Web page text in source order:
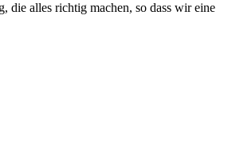
die alles richtig machen, so dass wir eine